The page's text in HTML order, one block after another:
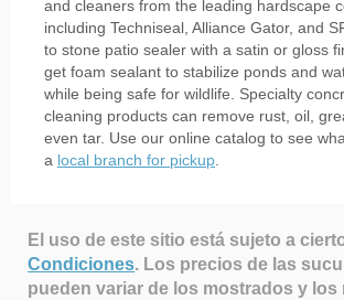
and cleaners from the leading hardscape
including Techniseal, Alliance Gator, and
to stone patio sealer with a satin or gloss
get foam sealant to stabilize ponds and
while being safe for wildlife. Specialty
cleaning products can remove rust, oil,
even tar. Use our online catalog to see
a local branch for pickup
El uso de este sitio está sujeto a
Condiciones. Los precios de las
pueden variar de los mostrados y los